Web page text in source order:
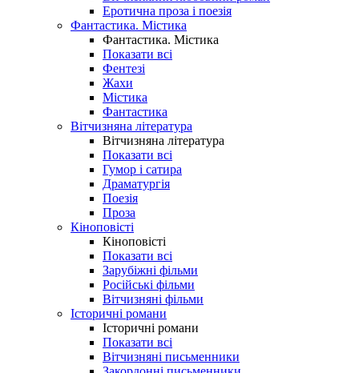
Еротична проза і поезія
Фантастика. Містика
Фантастика. Містика
Показати всі
Фентезі
Жахи
Містика
Фантастика
Вітчизняна література
Вітчизняна література
Показати всі
Гумор і сатира
Драматургія
Поезія
Проза
Кіноповісті
Кіноповісті
Показати всі
Зарубіжні фільми
Російські фільми
Вітчизняні фільми
Історичні романи
Історичні романи
Показати всі
Вітчизняні письменники